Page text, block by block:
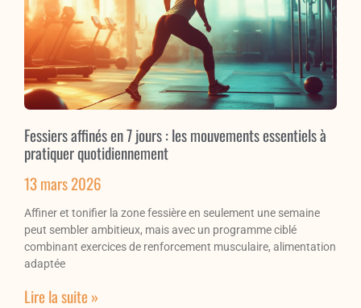
Fessiers affinés en 7 jours : les mouvements essentiels à
pratiquer quotidiennement
13 mars 2026
Affiner et tonifier la zone fessière en seulement une semaine
peut sembler ambitieux, mais avec un programme ciblé
combinant exercices de renforcement musculaire, alimentation
adaptée
Lire la suite »